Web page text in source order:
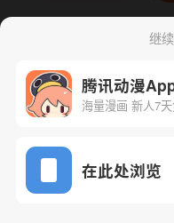
继
腾讯动漫
海量漫画 新人7
在此处浏览